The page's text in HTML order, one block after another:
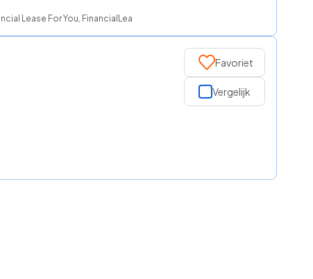
Lease For You, FinancialLease.nl, Watkanikleasen.nl,
Favoriet
Vergelijk